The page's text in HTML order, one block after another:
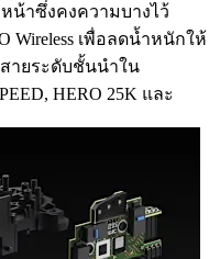
น้าซึ่งคงความบางไว้
Wireless เพื่อลดน้ำหนักให้
สายระดับชั้นนำใน
HERO 25K และ